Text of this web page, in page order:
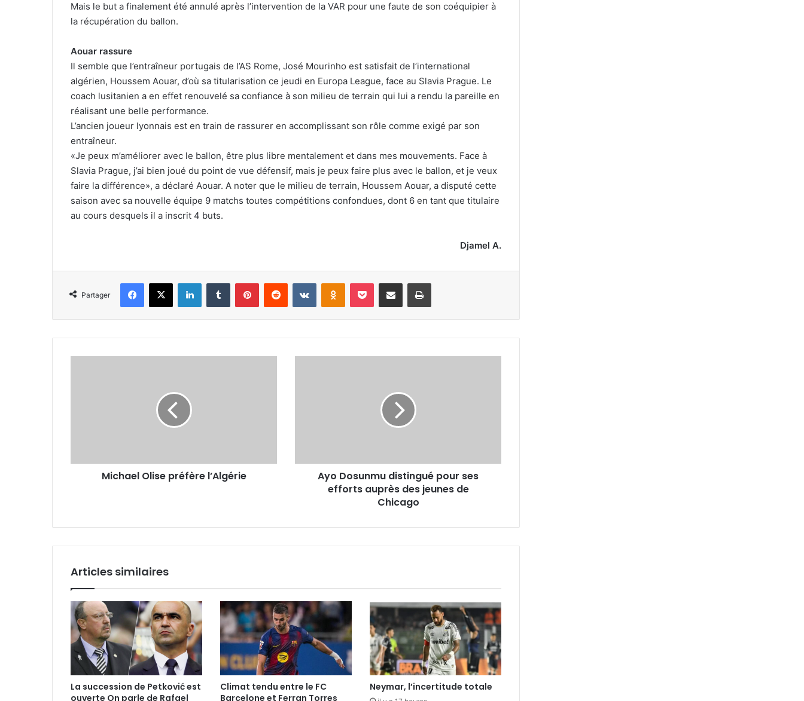
Mais le but a finalement été annulé après l’intervention de la VAR pour une faute de son coéquipier à
la récupération du ballon.
Aouar rassure
Il semble que l’entraîneur portugais de l’AS Rome, José Mourinho est satisfait de l’international
algérien, Houssem Aouar, d’où sa titularisation ce jeudi en Europa League, face au Slavia Prague. Le
coach lusitanien a en effet renouvelé sa confiance à son milieu de terrain qui lui a rendu la pareille en
réalisant une belle performance.
L’ancien joueur lyonnais est en train de rassurer en accomplissant son rôle comme exigé par son
entraîneur.
«Je peux m’améliorer avec le ballon, être plus libre mentalement et dans mes mouvements. Face à
Slavia Prague, j’ai bien joué du point de vue défensif, mais je peux faire plus avec le ballon, et je veux
faire la différence», a déclaré Aouar. A noter que le milieu de terrain, Houssem Aouar, a disputé cette
saison avec sa nouvelle équipe 9 matchs toutes compétitions confondues, dont 6 en tant que titulaire
au cours desquels il a inscrit 4 buts.
Djamel A.
Partager
Facebook
X LinkedinTumblr PinterestReddit VKontakteOdnoklassniki
Pocket Partager par email Imprimer
Michael Olise préfère l’Algérie
jeunes
Ayo Dosunmu distingué pour ses
efforts auprès des jeunes de
Chicago
Articles similaires
La succession de Petković est
ouverte On parle de Rafael
Climat tendu entre le FC
Barcelone et Ferran Torres
Neymar, l’incertitude totale